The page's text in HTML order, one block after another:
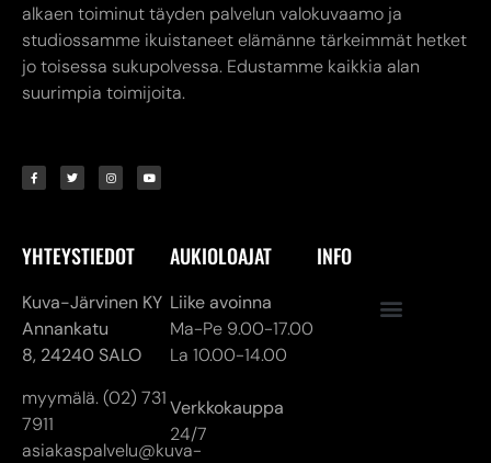
alkaen toiminut täyden palvelun valokuvaamo ja
studiossamme ikuistaneet elämänne tärkeimmät hetket
jo toisessa sukupolvessa. Edustamme kaikkia alan
suurimpia toimijoita.
YHTEYSTIEDOT
Kuva-Järvinen KY
Annankatu
8, 24240 SALO
myymälä. (02) 731
7911
asiakaspalvelu@kuva-
AUKIOLOAJAT
Liike avoinna
Ma-Pe 9.00-17.00
La 10.00-14.00
Verkkokauppa
24/7
INFO